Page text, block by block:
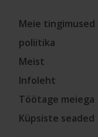
Meie tingimused
poliitika
Meist
Infoleht
Töötage meiega
Küpsiste seaded